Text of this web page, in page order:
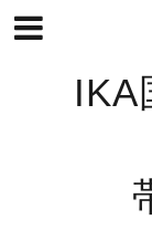
IKA